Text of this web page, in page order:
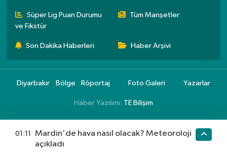
Süper Lig Puan Durumu
ve Fikstür
Tüm Manşetler
Son Dakika Haberleri Haber Arşivi
Diyarbakır Bölge Röportaj Foto Galeri Yazarlar
Haber Yazılımı: TE Bilişim
01:11
Mardin'de hava nasıl olacak? Meteoroloji
açıkladı